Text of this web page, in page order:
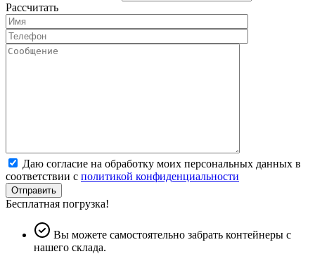
Рассчитать
Даю согласие на обработку моих персональных данных в
соответствии с политикой конфиденциальности
Отправить
Бесплатная погрузка!
Вы можете самостоятельно забрать контейнеры с
нашего склада.